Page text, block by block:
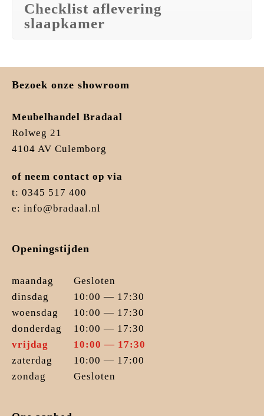
Checklist aflevering
slaapkamer
Bezoek onze showroom
Meubelhandel Bradaal
Rolweg 21
4104 AV Culemborg
of neem contact op via
t: 0345 517 400
e: info@bradaal.nl
Openingstijden
maandag
Gesloten
dinsdag
10:00 — 17:30
woensdag
10:00 — 17:30
donderdag
10:00 — 17:30
vrijdag
10:00 — 17:30
zaterdag
10:00 — 17:00
zondag
Gesloten